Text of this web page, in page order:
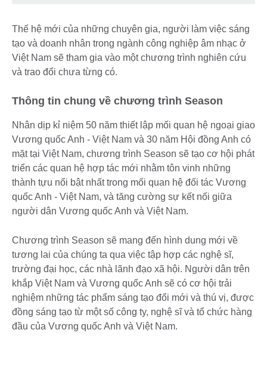
Thế hệ mới của những chuyên gia, người làm việc sáng
tạo và doanh nhân trong ngành công nghiệp âm nhạc ở
Việt Nam sẽ tham gia vào một chương trình nghiên cứu
và trao đổi chưa từng có.
Thông tin chung về chương trình Season
Nhân dịp kỉ niệm 50 năm thiết lập mối quan hệ ngoại giao
Vương quốc Anh - Việt Nam và 30 năm Hội đồng Anh có
mặt tại Việt Nam, chương trình Season sẽ tạo cơ hội phát
triển các quan hệ hợp tác mới nhằm tôn vinh những
thành tựu nổi bật nhất trong mối quan hệ đối tác Vương
quốc Anh - Việt Nam, và tăng cường sự kết nối giữa
người dân Vương quốc Anh và Việt Nam.
Chương trình Season sẽ mang đến hình dung mới về
tương lai của chúng ta qua việc tập hợp các nghệ sĩ,
trường đại học, các nhà lãnh đạo xã hội. Người dân trên
khắp Việt Nam và Vương quốc Anh sẽ có cơ hội trải
nghiệm những tác phẩm sáng tạo đổi mới và thú vị, được
đồng sáng tạo từ một số công ty, nghệ sĩ và tổ chức hàng
đầu của Vương quốc Anh và Việt Nam.